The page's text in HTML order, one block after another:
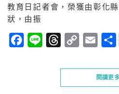
教育日記者會，榮獲由彰化
狀，由振
Facebook
Line Threads
Copy Email
閱讀更